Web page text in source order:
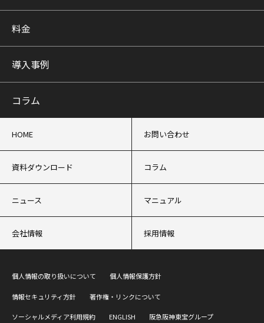
料金
導入事例
コラム
HOME お問い合わせ
資料ダウンロード コラム
ニュース マニュアル
会社情報 採用情報
個人情報の取り扱いについて 個人情報保護方針
情報セキュリティ方針 著作権・リンクについて
ソーシャルメディア利用規約 ENGLISH 阪急阪神東宝グループ